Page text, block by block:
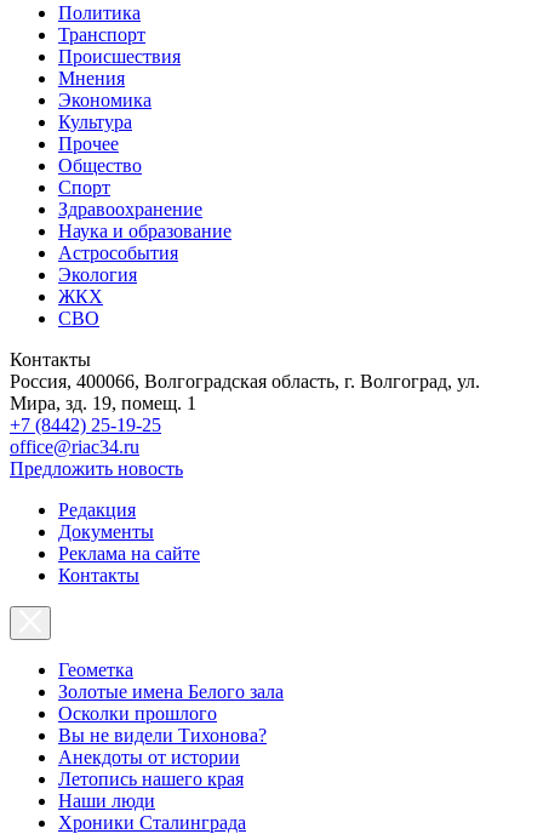
Политика
Транспорт
Происшествия
Мнения
Экономика
Культура
Прочее
Общество
Спорт
Здравоохранение
Наука и образование
Астрособытия
Экология
ЖКХ
СВО
Контакты
Россия, 400066, Волгоградская область, г. Волгоград, ул.
Мира, зд. 19, помещ. 1
+7 (8442) 25-19-25
office@riac34.ru
Предложить новость
Редакция
Документы
Реклама на сайте
Контакты
Геометка
Золотые имена Белого зала
Осколки прошлого
Вы не видели Тихонова?
Анекдоты от истории
Летопись нашего края
Наши люди
Хроники Сталинграда